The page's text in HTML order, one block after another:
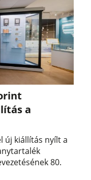
a
új kiállítás nyílt a
80.